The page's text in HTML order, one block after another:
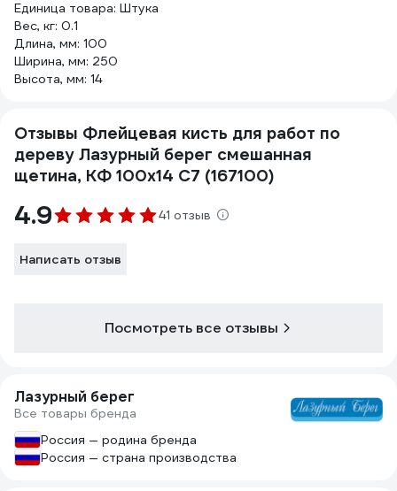
Единица товара: Штука
Вес, кг: 0.1
Длина, мм: 100
Ширина, мм: 250
Высота, мм: 14
Отзывы Флейцевая кисть для работ по
дереву Лазурный берег смешанная
щетина, КФ 100x14 С7 (167100)
4.9 41 отзыв
Написать отзыв
Посмотреть все отзывы
Лазурный берег
Все товары бренда
Россия — родина бренда
Россия — страна производства